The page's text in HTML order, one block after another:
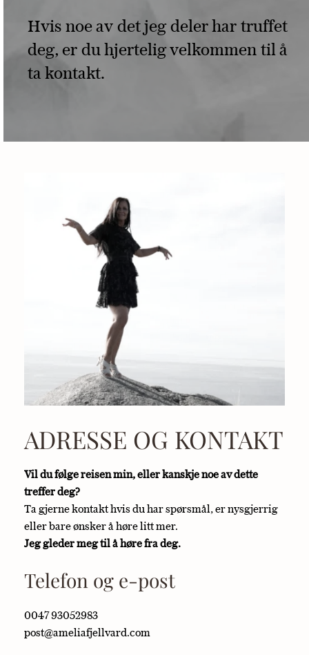
Hvis noe av det jeg deler har truffet
deg, er du hjertelig velkommen til å
ta kontakt.
ADRESSE OG KONTAKT
Vil du følge reisen min, eller kanskje noe av dette
treffer deg?
Ta gjerne kontakt hvis du har spørsmål, er nysgjerrig
eller bare ønsker å høre litt mer.
Jeg gleder meg til å høre fra deg.
Telefon og e-post
0047 93052983
post@ameliafjellvard.com